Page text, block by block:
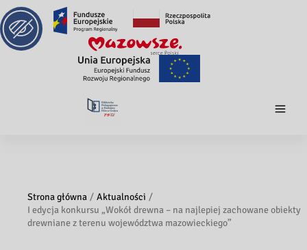
Strona główna
Aktualności
I edycja konkursu „Wokół drewna – na najlepiej zachowane obiekty
drewniane z terenu województwa mazowieckiego”